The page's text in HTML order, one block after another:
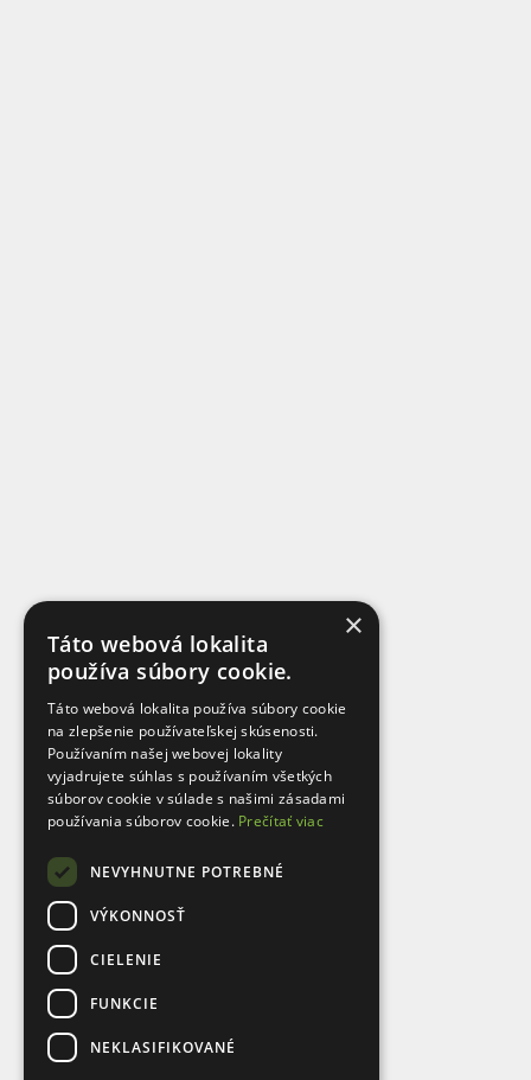
×
Táto webová lokalita
používa súbory cookie.
Táto webová lokalita používa súbory cookie
na zlepšenie používateľskej skúsenosti.
Používaním našej webovej lokality
vyjadrujete súhlas s používaním všetkých
súborov cookie v súlade s našimi zásadami
používania súborov cookie. Prečítať viac
NEVYHNUTNE POTREBNÉ
VÝKONNOSŤ
CIELENIE
FUNKCIE
NEKLASIFIKOVANÉ